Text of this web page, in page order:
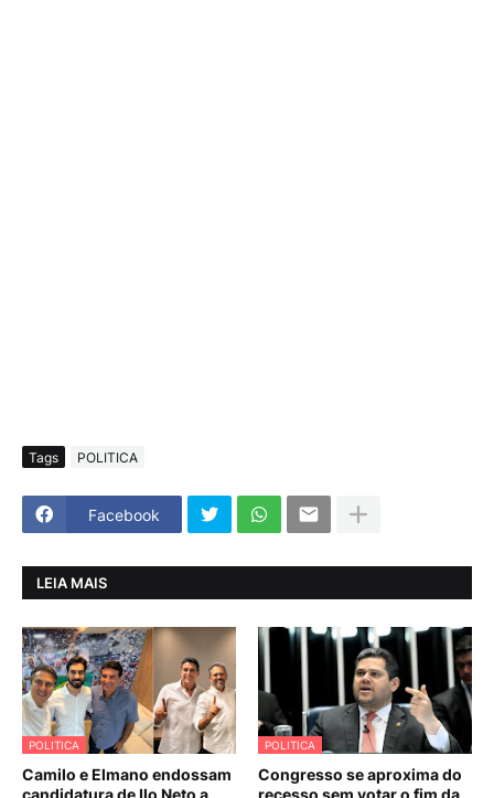
Tags POLITICA
Facebook
LEIA MAIS
POLITICA
Camilo e Elmano endossam
POLITICA
Congresso se aproxima do